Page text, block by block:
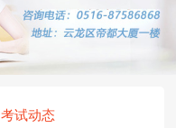
考试动态